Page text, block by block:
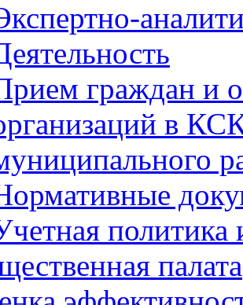
граждан и
в
политика
палата